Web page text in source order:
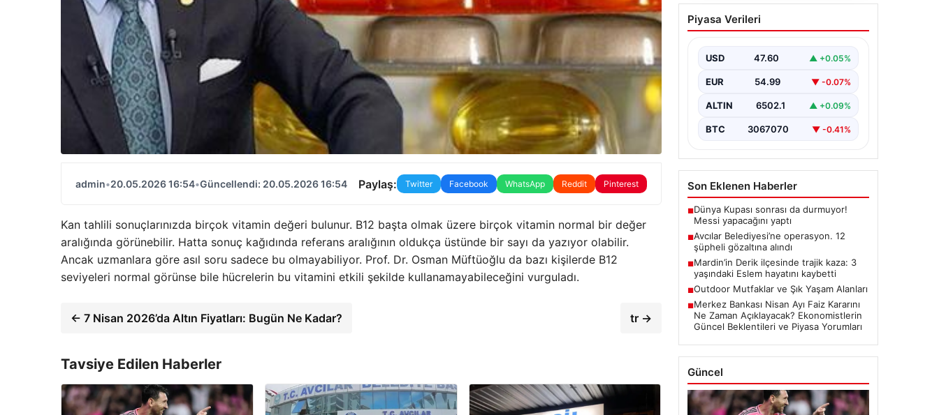
admin•20.05.2026 16:54•Güncellendi: 20.05.2026 16:54 Paylaş: Twitter Facebook WhatsApp Reddit Pinterest
Kan tahlili sonuçlarınızda birçok vitamin değeri bulunur. B12 başta olmak üzere birçok vitamin normal bir değer
aralığında görünebilir. Hatta sonuç kağıdında referans aralığının oldukça üstünde bir sayı da yazıyor olabilir.
Ancak uzmanlara göre asıl soru sadece bu olmayabiliyor. Prof. Dr. Osman Müftüoğlu da bazı kişilerde B12
seviyeleri normal görünse bile hücrelerin bu vitamini etkili şekilde kullanamayabileceğini vurguladı.
← 7 Nisan 2026’da Altın Fiyatları: Bugün Ne Kadar? tr →
Tavsiye Edilen Haberler
Avcılar Belediyesi’ne
operasyon. 12 şüpheli
Piyasa Verileri
USD 47.60 ▲ +0.05%
EUR 54.99 ▼ -0.07%
ALTIN 6502.1 ▲ +0.09%
BTC 3067070 ▼ -0.41%
Son Eklenen Haberler
■Dünya Kupası sonrası da durmuyor!
Messi yapacağını yaptı
■Avcılar Belediyesi’ne operasyon. 12
şüpheli gözaltına alındı
■Mardin’in Derik ilçesinde trajik kaza: 3
yaşındaki Eslem hayatını kaybetti
■Outdoor Mutfaklar ve Şık Yaşam Alanları
■Merkez Bankası Nisan Ayı Faiz Kararını
Ne Zaman Açıklayacak? Ekonomistlerin
Güncel Beklentileri ve Piyasa Yorumları
Güncel